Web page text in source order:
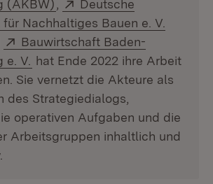
(AKBW)
Deutsche
Nachhaltiges Bauen e. V.
in neuem Fenster)
Extern:
Bauwirtschaft Baden-
V. (Öffnet in neuem Fenster)
hat Ende 2022 ihre Arbeit
Sie vernetzt die Akteure als
des Strategiedialogs,
operativen Aufgaben und die
Arbeitsgruppen inhaltlich und